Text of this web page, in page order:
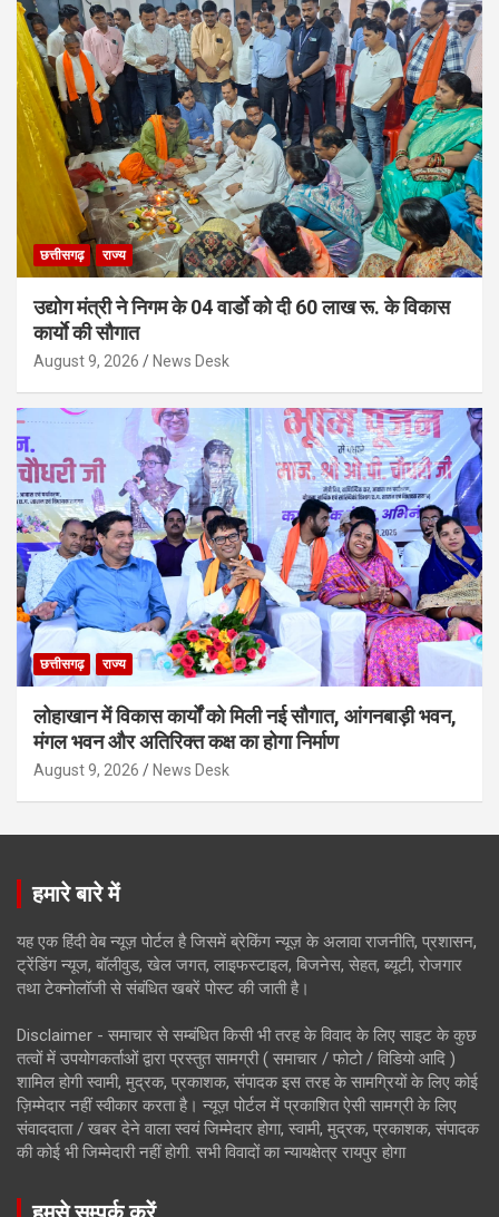
छत्तीसगढ़ राज्य
उद्योग मंत्री ने निगम के 04 वार्डाे को दी 60 लाख रू. के विकास
कार्याे की सौगात
August 9, 2026 News Desk
छत्तीसगढ़ राज्य
लोहाखान में विकास कार्यों को मिली नई सौगात, आंगनबाड़ी भवन,
मंगल भवन और अतिरिक्त कक्ष का होगा निर्माण
August 9, 2026 News Desk
हमारे बारे में
यह एक हिंदी वेब न्यूज़ पोर्टल है जिसमें ब्रेकिंग न्यूज़ के अलावा राजनीति, प्रशासन,
ट्रेंडिंग न्यूज, बॉलीवुड, खेल जगत, लाइफस्टाइल, बिजनेस, सेहत, ब्यूटी, रोजगार
तथा टेक्नोलॉजी से संबंधित खबरें पोस्ट की जाती है।
Disclaimer - समाचार से सम्बंधित किसी भी तरह के विवाद के लिए साइट के कुछ
तत्वों में उपयोगकर्ताओं द्वारा प्रस्तुत सामग्री ( समाचार / फोटो / विडियो आदि )
शामिल होगी स्वामी, मुद्रक, प्रकाशक, संपादक इस तरह के सामग्रियों के लिए कोई
ज़िम्मेदार नहीं स्वीकार करता है। न्यूज़ पोर्टल में प्रकाशित ऐसी सामग्री के लिए
संवाददाता / खबर देने वाला स्वयं जिम्मेदार होगा, स्वामी, मुद्रक, प्रकाशक, संपादक
की कोई भी जिम्मेदारी नहीं होगी. सभी विवादों का न्यायक्षेत्र रायपुर होगा